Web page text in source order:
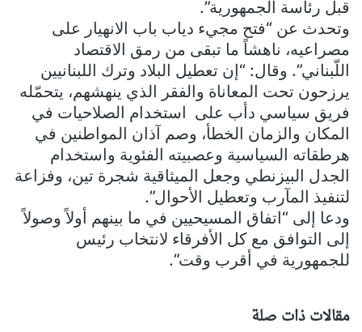
قبل رئاسة الجمهورية”.
وتحدث عن “فتح مجيء دياب باب الانهيار على
مصراعيه، ناهشاً ما تبقى من رمق الاقتصاد
اللّبناني”. وقال: “إن تعطيل البلاد وترك اللبنانيين
يرزحون تحت المعاناة والفقر الذي ينهشهم، يتحمّله
فريق سياسي دأب على استخدام الصلاحيات في
المكان والزمان الخطأ، وصم آذان المواطنين في
هرطقاته السياسية وعصبيته الفئوية واستخدام
الجدل البيزنطي وجعل الميثاقية شجرة تين، وفزاعة
لتنفيذ المآرب وتعطيل الأحوال”.
ودعا إلى “اتفاق المسيحيين في ما بينهم أولاً وصولاً
إلى التوافق مع كل الأفرقاء لانتخاب رئيس
للجمهورية في أقرب وقت”.
مقالات ذات صلة